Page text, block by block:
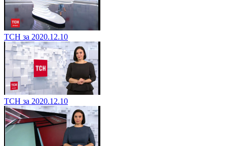
ТСН за 2020.12.10
ТСН за 2020.12.10